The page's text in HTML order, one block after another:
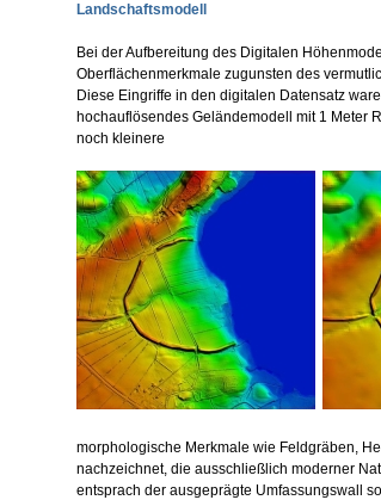
Landschaftsmodell
Bei der Aufbereitung des Digitalen
Oberflächenmerkmale zugunsten des
Diese Eingriffe in den digitalen Datensatz
hochauflösendes Geländemodell mit 1 Meter
noch kleinere
morphologische Merkmale wie Feldgräben,
nachzeichnet, die ausschließlich moderner
entsprach der ausgeprägte Umfassungswall